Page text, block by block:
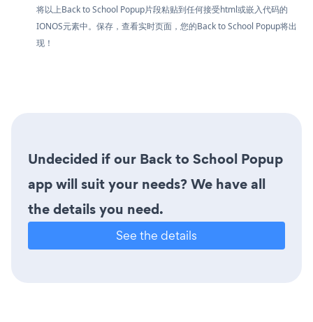
将以上Back to School Popup片段粘贴到任何接受html或嵌入代码的
IONOS元素中。保存，查看实时页面，您的Back to School Popup将出
现！
Undecided if our Back to School Popup
app will suit your needs? We have all
the details you need.
See the details